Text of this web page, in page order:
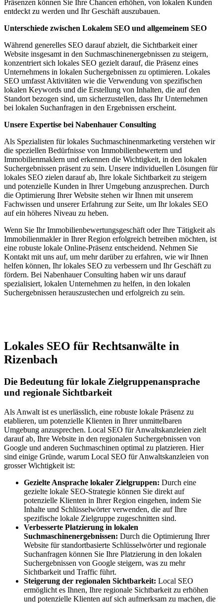
Präsenzen können Sie Ihre Chancen erhöhen, von lokalen Kunden
entdeckt zu werden und Ihr Geschäft auszubauen.
Unterschiede zwischen Lokalem SEO und allgemeinem SEO
Während generelles SEO darauf abzielt, die Sichtbarkeit einer
Website insgesamt in den Suchmaschinenergebnissen zu steigern,
konzentriert sich lokales SEO gezielt darauf, die Präsenz eines
Unternehmens in lokalen Suchergebnissen zu optimieren. Lokales
SEO umfasst Aktivitäten wie die Verwendung von spezifischen
lokalen Keywords und die Erstellung von Inhalten, die auf den
Standort bezogen sind, um sicherzustellen, dass Ihr Unternehmen
bei lokalen Suchanfragen in den Ergebnissen erscheint.
Unsere Expertise bei Nabenhauer Consulting
Als Spezialisten für lokales Suchmaschinenmarketing verstehen wir
die speziellen Bedürfnisse von Immobilienbewertern und
Immobilienmaklern und erkennen die Wichtigkeit, in den lokalen
Suchergebnissen präsent zu sein. Unsere individuellen Lösungen für
lokales SEO zielen darauf ab, Ihre lokale Sichtbarkeit zu steigern
und potenzielle Kunden in Ihrer Umgebung anzusprechen. Durch
die Optimierung Ihrer Website stehen wir Ihnen mit unserem
Fachwissen und unserer Erfahrung zur Seite, um Ihr lokales SEO
auf ein höheres Niveau zu heben.
Wenn Sie Ihr Immobilienbewertungsgeschäft oder Ihre Tätigkeit als
Immobilienmakler in Ihrer Region erfolgreich betreiben möchten, ist
eine robuste lokale Online-Präsenz entscheidend. Nehmen Sie
Kontakt mit uns auf, um mehr darüber zu erfahren, wie wir Ihnen
helfen können, Ihr lokales SEO zu verbessern und Ihr Geschäft zu
fördern. Bei Nabenhauer Consulting haben wir uns darauf
spezialisiert, lokalen Unternehmen zu helfen, in den lokalen
Suchergebnissen herauszustechen und erfolgreich zu sein.
Lokales SEO für Rechtsanwälte in
Rizenbach
Die Bedeutung für lokale Zielgruppenansprache
und regionale Sichtbarkeit
Als Anwalt ist es unerlässlich, eine robuste lokale Präsenz zu
etablieren, um potenzielle Klienten in Ihrer unmittelbaren
Umgebung anzusprechen. Local SEO für Anwaltskanzleien zielt
darauf ab, Ihre Website in den regionalen Suchergebnissen von
Google und anderen Suchmaschinen optimal zu platzieren. Hier
sind einige Gründe, warum Local SEO für Anwaltskanzleien von
grosser Wichtigkeit ist:
Gezielte Ansprache lokaler Zielgruppen: Durch eine
gezielte lokale SEO-Strategie können Sie direkt auf
potenzielle Klienten in Ihrer Region eingehen, indem Sie
Inhalte und Schlüsselwörter verwenden, die auf Ihre
spezifische lokale Zielgruppe zugeschnitten sind.
Verbesserte Platzierung in lokalen
Suchmaschinenergebnissen: Durch die Optimierung Ihrer
Website für standortbasierte Schlüsselwörter und regionale
Suchanfragen können Sie Ihre Platzierung in den lokalen
Suchergebnissen von Google steigern, was zu mehr
Sichtbarkeit und Traffic führt.
Steigerung der regionalen Sichtbarkeit: Local SEO
ermöglicht es Ihnen, Ihre regionale Sichtbarkeit zu erhöhen
und potenzielle Klienten auf sich aufmerksam zu machen, die